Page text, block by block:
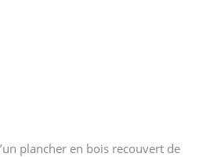
plancher en bois recouvert de